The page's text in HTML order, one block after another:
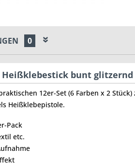
0
bunt glitzernd
12er-Set (6 Farben x 2
Heißklebepistole.
Pack
etc.